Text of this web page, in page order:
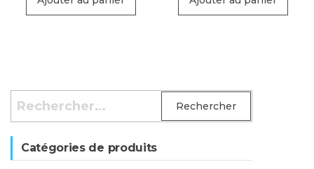
Rechercher :
Catégories de produits